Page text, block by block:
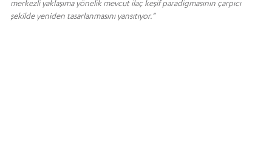
merkezli yaklaşıma yönelik mevcut ilaç keşif paradigmasının çarpıcı
şekilde yeniden tasarlanmasını yansıtıyor.”